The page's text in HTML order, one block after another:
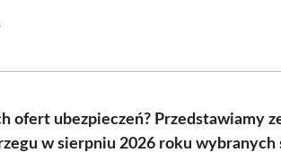
ofert ubezpieczeń? Przedstawiamy
w sierpniu 2026 roku wybranych